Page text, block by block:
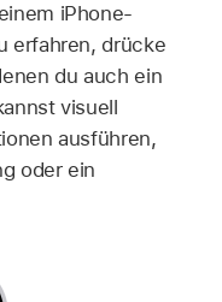
iPhone-
erfahren, drücke
du auch ein
visuell
ausführen,
oder ein